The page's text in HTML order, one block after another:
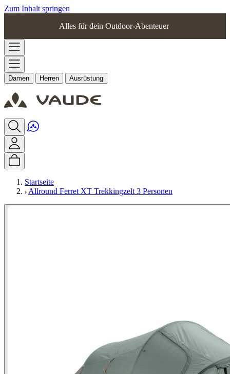
Zum Inhalt springen
Alles für dein Outdoor-Abenteuer
Damen Herren Ausrüstung
Startseite
Allround Ferret XT Trekkingzelt 3 Personen